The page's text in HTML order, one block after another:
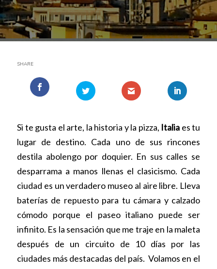
SHARE
Si te gusta el arte, la historia y la pizza, Italia es tu
lugar de destino. Cada uno de sus rincones
destila abolengo por doquier. En sus calles se
desparrama a manos llenas el clasicismo. Cada
ciudad es un verdadero museo al aire libre. Lleva
baterías de repuesto para tu cámara y calzado
cómodo porque el paseo italiano puede ser
infinito. Es la sensación que me traje en la maleta
después de un circuito de 10 días por las
ciudades más destacadas del país. Volamos en el